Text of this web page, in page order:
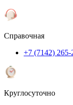
Справочная
+7 (7142) 265-
Круглосуточно